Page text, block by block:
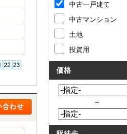
中古一戸建て
中古マンション
土地
投資用
価格
～